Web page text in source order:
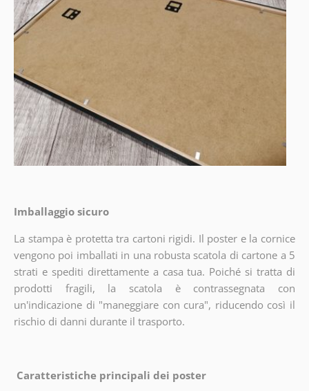
Imballaggio sicuro
La stampa è protetta tra cartoni rigidi. Il poster e la cornice
vengono poi imballati in una robusta scatola di cartone a 5
strati e spediti direttamente a casa tua. Poiché si tratta di
prodotti fragili, la scatola è contrassegnata con
un'indicazione di "maneggiare con cura", riducendo così il
rischio di danni durante il trasporto.
Caratteristiche principali dei poster